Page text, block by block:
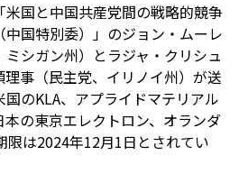
国と中国共産党間の戦略的競争
中国特別委）」のジョン・ムーレ
シガン州）とラジャ・クリシュ
事（民主党、イリノイ州）が送
のKLA、アプライドマテリアル
の東京エレクトロン、オランダ
限は2024年12月1日とされてい